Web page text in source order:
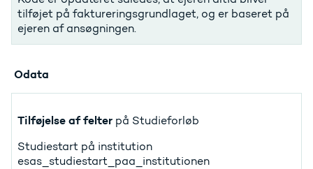
tilføjet på faktureringsgrundlaget, og er baseret på
ejeren af ansøgningen.
Odata
Tilføjelse af felter på Studieforløb
Studiestart på institution
esas_studiestart_paa_institutionen